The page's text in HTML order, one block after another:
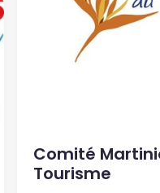
Comité
Tourisme